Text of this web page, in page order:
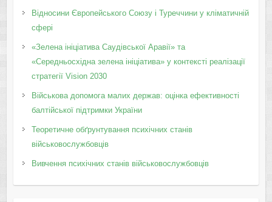
Відносини Європейського Союзу і Туреччини у кліматичній
сфері
«Зелена ініціатива Саудівської Аравії» та
«Середньосхідна зелена ініціатива» у контексті реалізації
стратегії Vision 2030
Військова допомога малих держав: оцінка ефективності
балтійської підтримки України
Теоретичне обґрунтування психічних станів
військовослужбовців
Вивчення психічних станів військовослужбовців